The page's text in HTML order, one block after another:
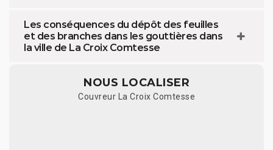
Les conséquences du dépôt des feuilles
et des branches dans les gouttières dans
la ville de La Croix Comtesse
NOUS LOCALISER
Couvreur La Croix Comtesse